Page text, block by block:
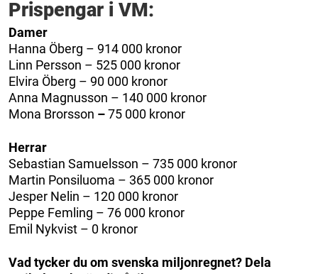
Prispengar i VM:
Damer
Hanna Öberg – 914 000 kronor
Linn Persson – 525 000 kronor
Elvira Öberg – 90 000 kronor
Anna Magnusson – 140 000 kronor
Mona Brorsson –75 000 kronor
Herrar
Sebastian Samuelsson – 735 000 kronor
Martin Ponsiluoma – 365 000 kronor
Jesper Nelin – 120 000 kronor
Peppe Femling – 76 000 kronor
Emil Nykvist – 0 kronor
Vad tycker du om svenska miljonregnet? Dela